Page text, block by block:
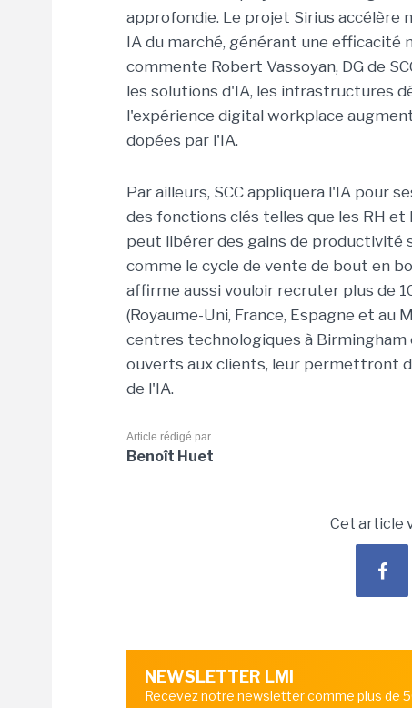
approfondie. Le projet Sirius accélère
IA du marché, générant une efficacité
commente Robert Vassoyan, DG de
les solutions d'IA, les infrastructures
l'expérience digital workplace
dopées par l'IA.
Par ailleurs, SCC appliquera l'IA pour
des fonctions clés telles que les RH
peut libérer des gains de productivité
comme le cycle de vente de bout en
affirme aussi vouloir recruter plus de
(Royaume-Uni, France, Espagne et
centres technologiques à Birmingham
ouverts aux clients, leur permettront
de l'IA.
Article rédigé par
Benoît Huet
Cet article
NEWSLETTER LMI
Recevez notre newsletter comme plus de